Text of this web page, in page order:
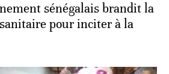
sénégalais brandit la
pour inciter à la